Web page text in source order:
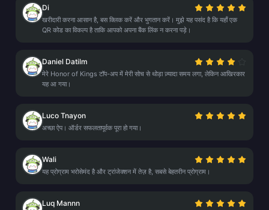
Di
खरीदारी करना आसान है, बस क्लिक करें और भुगतान करें। मुझे यह पसंद है कि यहाँ एक
QR कोड का विकल्प है ताकि आपको अपना बैंक लिंक न करना पड़े।
Daniel Datilm
मेरे Honor of Kings टॉप-अप में मेरी सोच से थोड़ा ज़्यादा समय लगा, लेकिन आखिरकार
यह आ गया।
Luco Tnayon
अच्छा ऐप। ऑर्डर सफलतापूर्वक पूरा हो गया।
Wali
यह प्रोग्राम भरोसेमंद है और ट्रांजेक्शन में तेज़ है, सबसे बेहतरीन प्रोग्राम।
Luq Mannn